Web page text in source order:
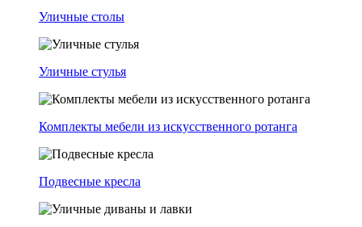
Уличные столы
Уличные стулья
Комплекты мебели из искусственного ротанга
Подвесные кресла